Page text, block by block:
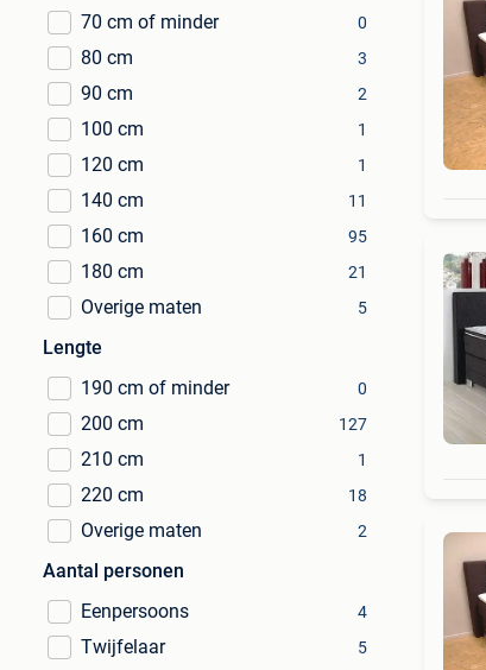
70 cm of minder
0
80 cm 3
90 cm 2
100 cm 1
120 cm 1
140 cm 11
160 cm 95
180 cm 21
Overige maten 5
Lengte
190 cm of minder
0
200 cm 127
210 cm 1
220 cm 18
Overige maten 2
Aantal personen
Eenpersoons
4
Twijfelaar 5